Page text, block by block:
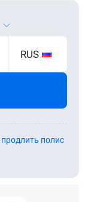
RUS
продлить полис